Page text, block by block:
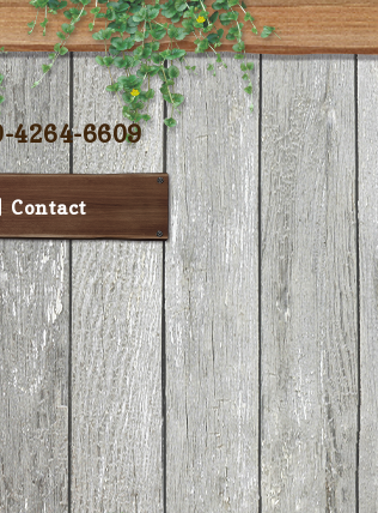
4264-6609
Contact